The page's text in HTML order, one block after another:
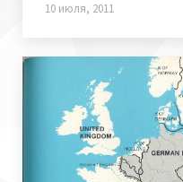
10 июля, 2011